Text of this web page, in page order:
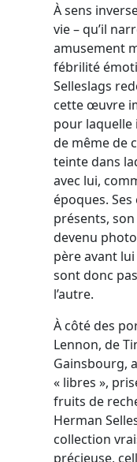
À sens
vie – qu’il
amusement
fébrilité
Selleslags
cette œuvre
pour laquelle
de même de
teinte dans
avec lui,
époques.
présents,
devenu
père avant
sont donc
l’autre.
À côté des
Lennon, de
Gainsbourg,
« libres »,
fruits de
Herman
collection
précieuse,